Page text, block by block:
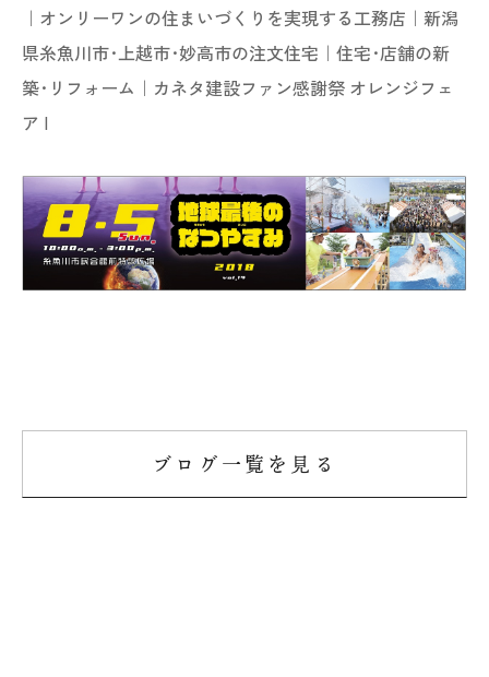
｜オンリーワンの住まいづくりを実現する工務店｜新潟
県糸魚川市･上越市･妙高市の注文住宅｜住宅･店舗の新
築･リフォーム｜ カネタ建設ファン感謝祭 オレンジフェ
ア |
ブログ一覧を見る